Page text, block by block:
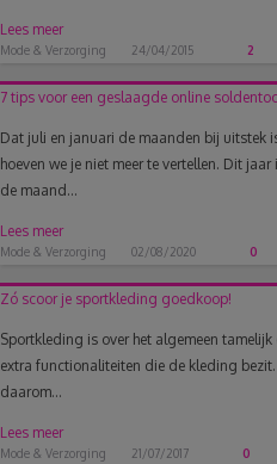
Lees meer
Mode & Verzorging 24/04/2015 2
7 tips voor een geslaagde online
Dat juli en januari de maanden bij uitstek
hoeven we je niet meer te vertellen. Dit
de maand...
Lees meer
Mode & Verzorging 02/08/2020 0
Zó scoor je sportkleding goedkoop!
Sportkleding is over het algemeen
extra functionaliteiten die de kleding
daarom...
Lees meer
Mode & Verzorging 21/07/2017 0